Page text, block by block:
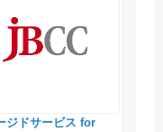
ジドサービス for